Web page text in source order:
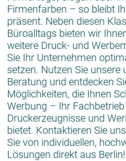
Firmenfarben – so bleibt
präsent. Neben diesen
Büroalltags bieten wir
weitere Druck- und
Sie Ihr Unternehmen
setzen. Nutzen Sie unsere
Beratung und entdecken
Möglichkeiten, die Ihnen
Werbung – Ihr
Druckerzeugnisse und
bietet. Kontaktieren Sie
Sie von individuellen,
Lösungen direkt aus Berlin!